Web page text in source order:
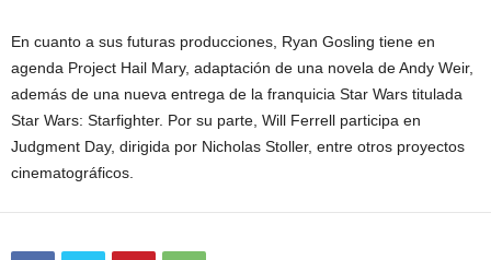
En cuanto a sus futuras producciones, Ryan Gosling tiene en
agenda Project Hail Mary, adaptación de una novela de Andy Weir,
además de una nueva entrega de la franquicia Star Wars titulada
Star Wars: Starfighter. Por su parte, Will Ferrell participa en
Judgment Day, dirigida por Nicholas Stoller, entre otros proyectos
cinematográficos.